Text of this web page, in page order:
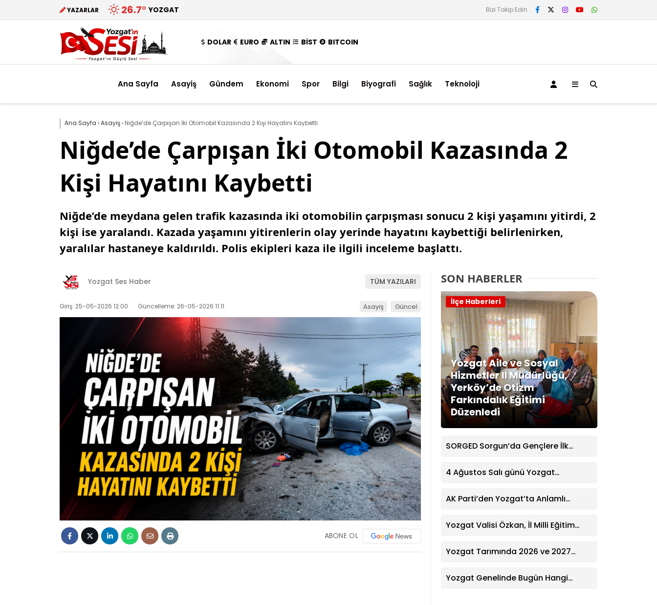
YAZARLAR 26.7° YOZGAT Bizi Takip Edin
DOLAR EURO ALTIN BİST BITCOIN
Ana Sayfa Asayiş Gündem Ekonomi Spor Bilgi Biyografi Sağlık Teknoloji
Ana Sayfa ›Asayiş› Niğde’de Çarpışan İki Otomobil Kazasında 2 Kişi Hayatını Kaybetti
Niğde’de Çarpışan İki Otomobil Kazasında 2
Kişi Hayatını Kaybetti
Niğde’de meydana gelen trafik kazasında iki otomobilin çarpışması sonucu 2 kişi yaşamını yitirdi, 2
kişi ise yaralandı. Kazada yaşamını yitirenlerin olay yerinde hayatını kaybettiği belirlenirken,
yaralılar hastaneye kaldırıldı. Polis ekipleri kaza ile ilgili inceleme başlattı.
Yozgat Ses Haber TÜM YAZILARI
Giriş: 25-05-2026 12:00 Güncelleme: 26-05-2026 11:11 Asayiş Güncel
ABONE OL
SON HABERLER
Yozgat Aile ve Sosyal
Hizmetler İl Müdürlüğü,
Yerköy’de Otizm
Farkındalık Eğitimi
Düzenledi
İlçe Haberleri
SORGED Sorgun’da Gençlere İlk
4 Ağustos Salı günü Yozgat
Eczane
AK Parti’den Yozgat’ta Anlamlı
Dernek Üyeleriyle Buluştu
Yozgat Valisi Özkan, İl Milli Eğitim
Yozgat Tarımında 2026 ve 2027
Yozgat Genelinde Bugün Hangi